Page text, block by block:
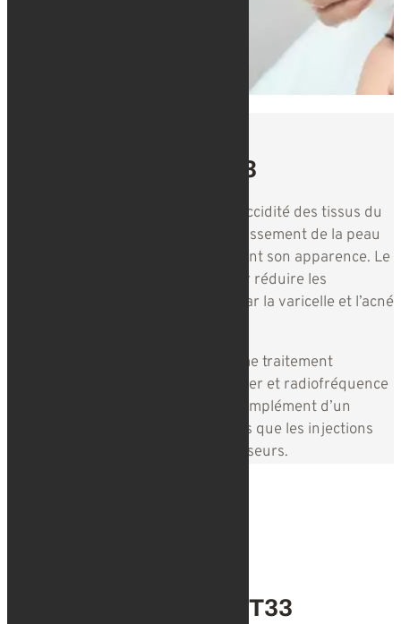
La solution : TRX T-33​
Ce soin biorevitalisant combat la flaccidité des tissus du
visage et agit comme un bio-rajeunissement de la peau
, améliorant son apparence. Le
PRX-T33 peut être aussi utilisé pour réduire les
vergetures, les cicatrices causées par la varicelle et l’acné
Il est également recommandé comme traitement
complémentaire aux traitements laser et radiofréquence
pour optimiser les résultats et en complément d’un
protocole d’injections anti-âge telles que les injections
ou les fils tenseurs.
La technique du PRX-T33